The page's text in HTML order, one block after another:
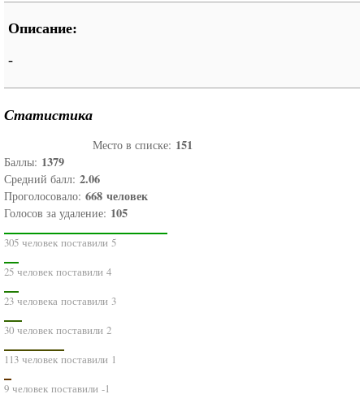
Описание:
-
Статистика
Место в списке: 151
Баллы: 1379
Средний балл: 2.06
Проголосовало: 668 человек
Голосов за удаление: 105
305 человек поставили 5
25 человек поставили 4
23 человека поставили 3
30 человек поставили 2
113 человек поставили 1
9 человек поставили -1